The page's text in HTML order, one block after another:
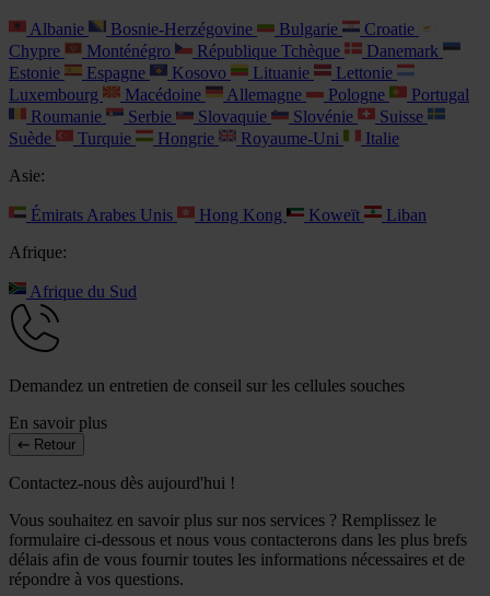
Albanie Bosnie-Herzégovine Bulgarie
Croatie
Chypre
Monténégro République Tchèque
Danemark
Estonie
Espagne Kosovo Lituanie
Lettonie
Luxembourg
Macédoine Allemagne Pologne
Portugal
Roumanie
Serbie Slovaquie Slovénie
Suisse
Suède
Turquie Hongrie Royaume-Uni
Italie
Asie:
Émirats Arabes Unis Hong Kong Koweït
Liban
Afrique:
Afrique du Sud
Demandez un entretien de conseil sur les cellules souches
En savoir plus
Retour
Contactez-nous dès aujourd'hui !
Vous souhaitez en savoir plus sur nos services ? Remplissez le
formulaire ci-dessous et nous vous contacterons dans les plus brefs
délais afin de vous fournir toutes les informations nécessaires et de
répondre à vos questions.